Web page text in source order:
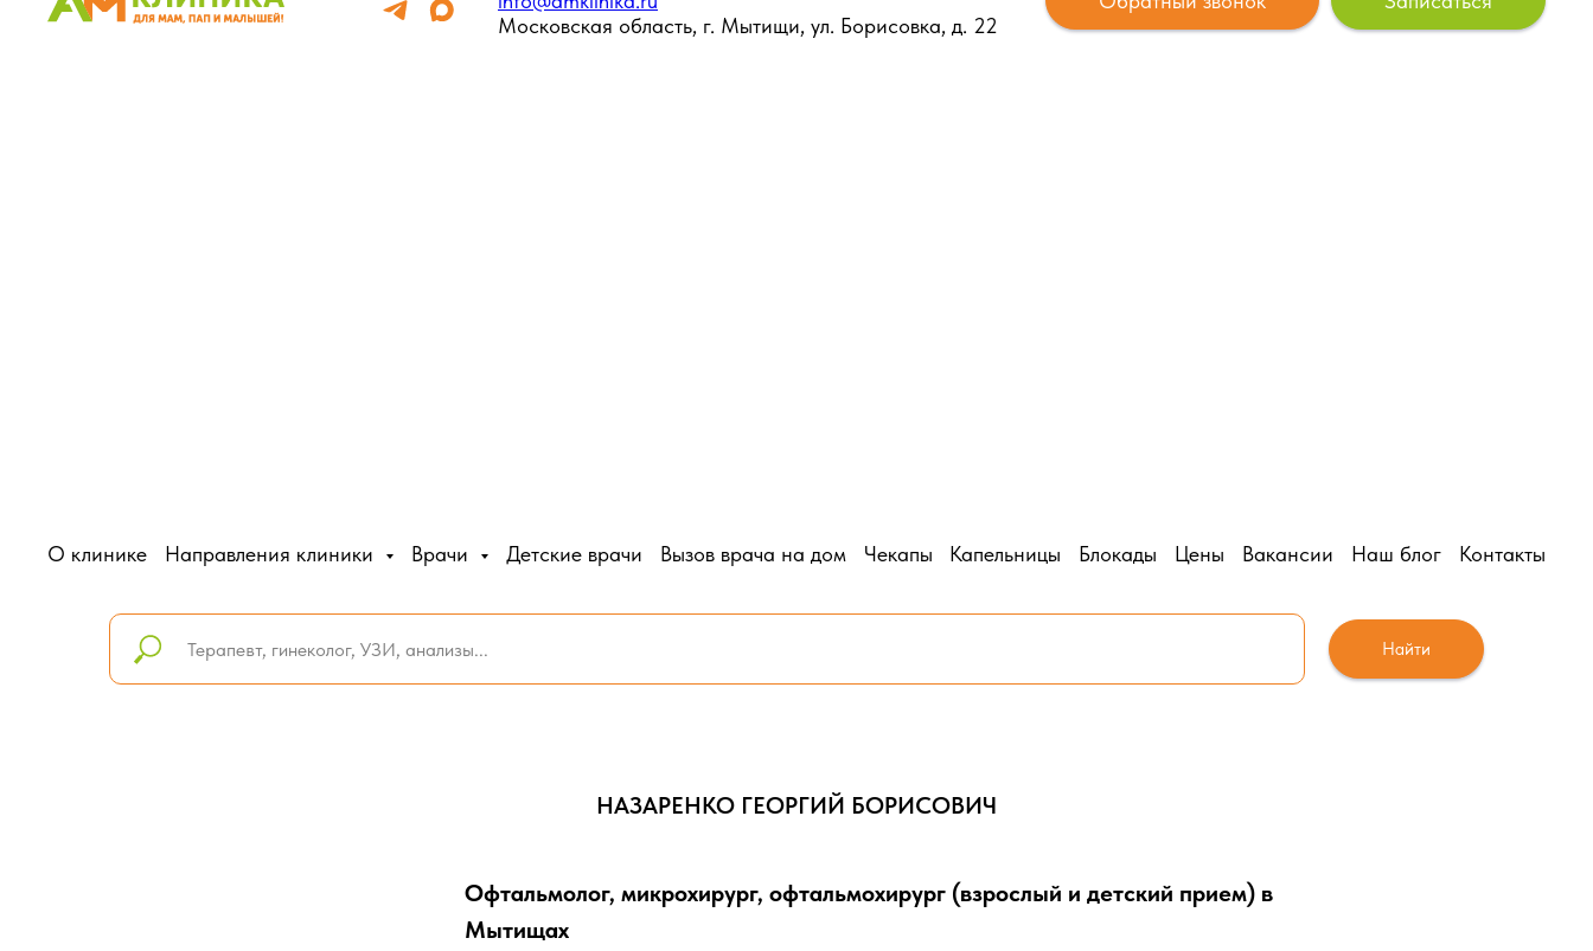
Московская область, г. Мытищи, ул. Борисовка, д. 22
О клинике Направления клиники Врачи Детские врачи Вызов врача на дом Чекапы Капельницы Блокады Цены Вакансии Наш блог Контакты
Найти
НАЗАРЕНКО ГЕОРГИЙ БОРИСОВИЧ
Офтальмолог, микрохирург, офтальмохирург (взрослый и детский прием) в
Мытищах